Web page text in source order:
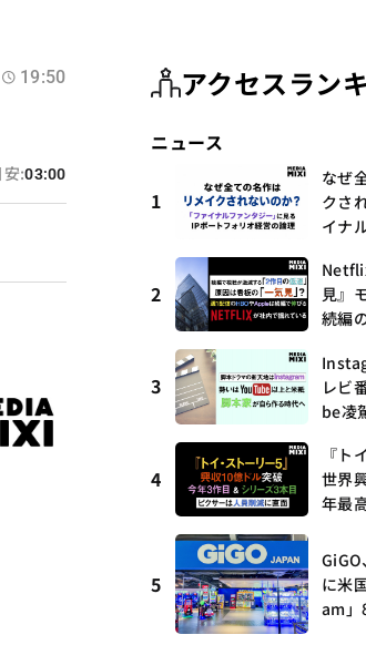
19:50
安:03:00
アクセスラン
ニュース
1
なぜ
クさ
イナ
営の
2
見』
続編
3
レビ
be凌
4
『ト
世界
年最
5
GiGO
に米
am」